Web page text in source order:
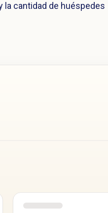
la cantidad de huéspedes